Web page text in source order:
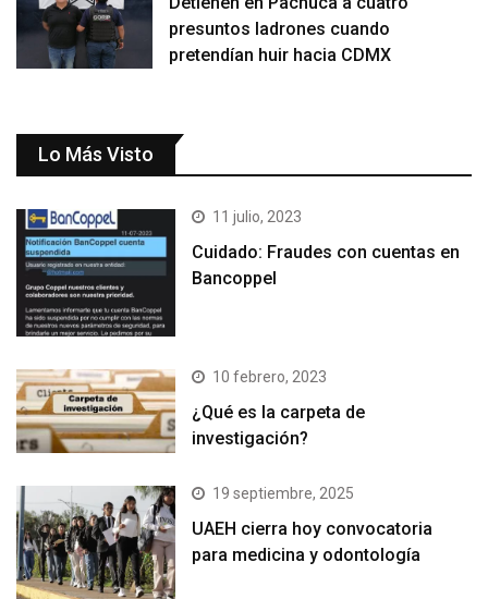
presuntos ladrones cuando
pretendían huir hacia CDMX
Lo Más Visto
11 julio, 2023
Cuidado: Fraudes con cuentas en
Bancoppel
10 febrero, 2023
¿Qué es la carpeta de
investigación?
19 septiembre, 2025
UAEH cierra hoy convocatoria
para medicina y odontología